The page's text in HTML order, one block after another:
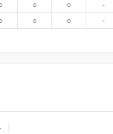
○ ○
-
○ ○ -